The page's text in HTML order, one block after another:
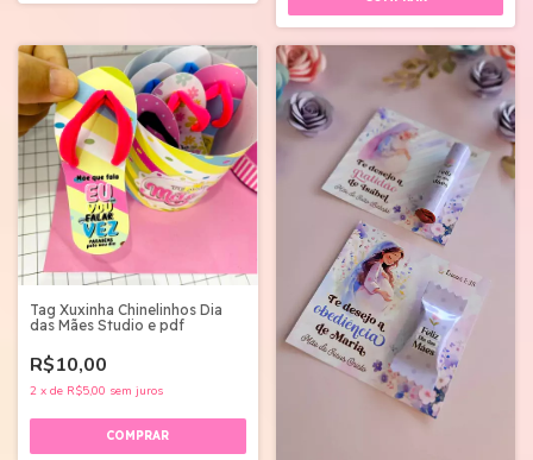
Tag Xuxinha Chinelinhos Dia
das Mães Studio e pdf
R$10,00
2 x de R$5,00 sem juros